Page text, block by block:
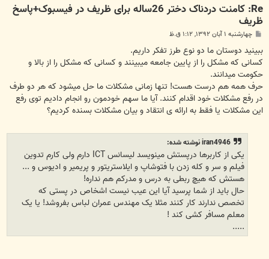
Re: کامنت دردناک دختر 26ساله برای ظریف در فیسبوک+پاسخ
ظریف
پ
ت
چهارشنبه ۱ آبان ۱۳۹۲, ۱:۱۲ ق.ظ
ببینید دوستان ما دو نوع طرز تفکر داریم.
کسانی که مشکل را از پایین جامعه میبینند و کسانی که مشکل را از بالا و
حکومت میدانند.
حرف همه هم درست هست! تنها زمانی مشکلات ما حل میشود که هر دو طرف
در رفع مشکلات خود اقدام کنند. آیا ما سهم خودمون رو انجام دادیم توی رفع
این مشکلات یا فقط به ارائه ی انتقاد و بیان مشکلات بسنده کردیم؟
iran4946 نوشته شده:
یکی از کاربرها درپستش مینویسد لیسانس ICT دارم ولی کارم تدوین
فیلم و سر و کله زدن با فتوشاپ و ایلاستریتور و پریمیر و ادیوس و ...
هستش که هیچ ربطی به درس و مدرکم هم نداره!
حال باید از شما پرسید آیا این عیب نیست اشخاص در پستی که
تخصص ندارند کار کنند مثلا یک مهندس عمران لباس بفروشد! یا یک
معلم مسافر کشی کند !
.....